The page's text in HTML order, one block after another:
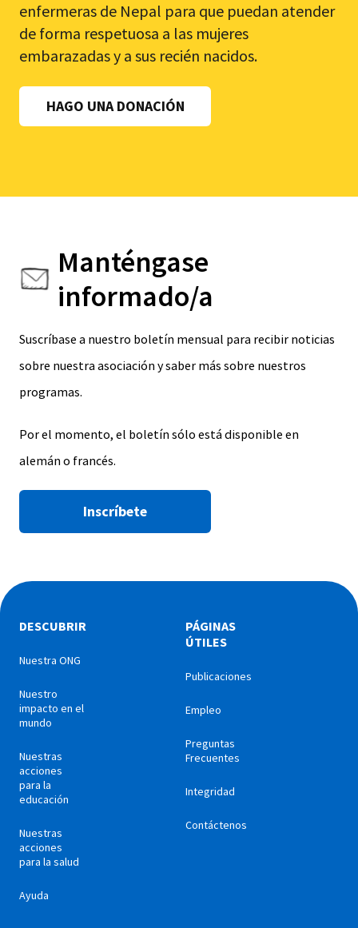
enfermeras de Nepal para que puedan atender
de forma respetuosa a las mujeres
embarazadas y a sus recién nacidos.
HAGO UNA DONACIÓN
Manténgase
informado/a
Suscríbase a nuestro boletín mensual para recibir noticias
sobre nuestra asociación y saber más sobre nuestros
programas.
Por el momento, el boletín sólo está disponible en
alemán o francés.
Inscríbete
DESCUBRIR
Nuestra ONG
Nuestro
impacto en el
mundo
Nuestras
acciones
para la
educación
Nuestras
acciones
para la salud
Ayuda
PÁGINAS
ÚTILES
Publicaciones
Empleo
Preguntas
Frecuentes
Integridad
Contáctenos